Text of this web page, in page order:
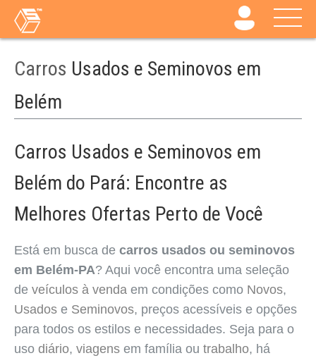
Carros Usados e Seminovos em
Belém
Carros Usados e Seminovos em
Belém do Pará: Encontre as
Melhores Ofertas Perto de Você
Está em busca de carros usados ou seminovos
em Belém-PA? Aqui você encontra uma seleção
de veículos à venda em condições como Novos,
Usados e Seminovos, preços acessíveis e opções
para todos os estilos e necessidades. Seja para o
uso diário, viagens em família ou trabalho, há